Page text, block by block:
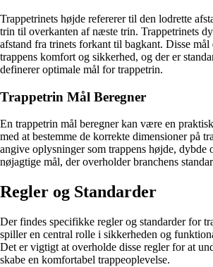
Trappetrinets højde refererer til den lodrette
trin til overkanten af næste trin. Trappetrinets
afstand fra trinets forkant til bagkant. Disse mål
trappens komfort og sikkerhed, og der er
definerer optimale mål for trappetrin.
Trappetrin Mål Beregner
En trappetrin mål beregner kan være en
med at bestemme de korrekte dimensioner på
angive oplysninger som trappens højde, dybde
nøjagtige mål, der overholder branchens
Regler og Standarder
Der findes specifikke regler og standarder for
spiller en central rolle i sikkerheden og
Det er vigtigt at overholde disse regler for at
skabe en komfortabel trappeoplevelse.